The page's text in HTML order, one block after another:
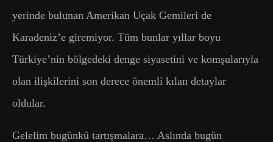
yerinde bulunan Amerikan Uçak Gemileri de
Karadeniz’e giremiyor. Tüm bunlar yıllar boyu
Türkiye’nin bölgedeki denge siyasetini ve komşularıyla
olan ilişkilerini son derece önemli kılan detaylar
oldular.
Gelelim bugünkü tartışmalara… Aslında bugün